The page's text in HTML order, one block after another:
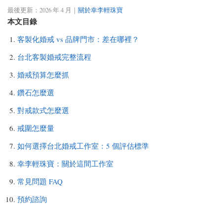
最後更新：2026 年 4 月｜ 關於幸李輕珠寶
本文目錄
客製化婚戒 vs 品牌門市：差在哪裡？
台北客製婚戒完整流程
婚戒預算怎麼抓
鑽石怎麼選
對戒款式怎麼選
戒圍怎麼量
如何選擇台北婚戒工作室：5 個評估標準
幸李輕珠寶：關於這間工作室
常見問題 FAQ
預約諮詢